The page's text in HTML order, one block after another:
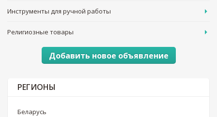
Инструменты для ручной работы
Религиозные товары
Добавить новое объявление
РЕГИОНЫ
Беларусь